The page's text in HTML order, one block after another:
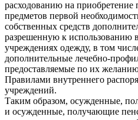
расходованию на приобретение
предметов первой
собственных средств
разрешенную к использованию
учреждениях одежду, в том
дополнительные лечебно-
предоставляемые по их
Правилами внутреннего
учреждений.
Таким образом, осужденные,
и осужденные, получающие